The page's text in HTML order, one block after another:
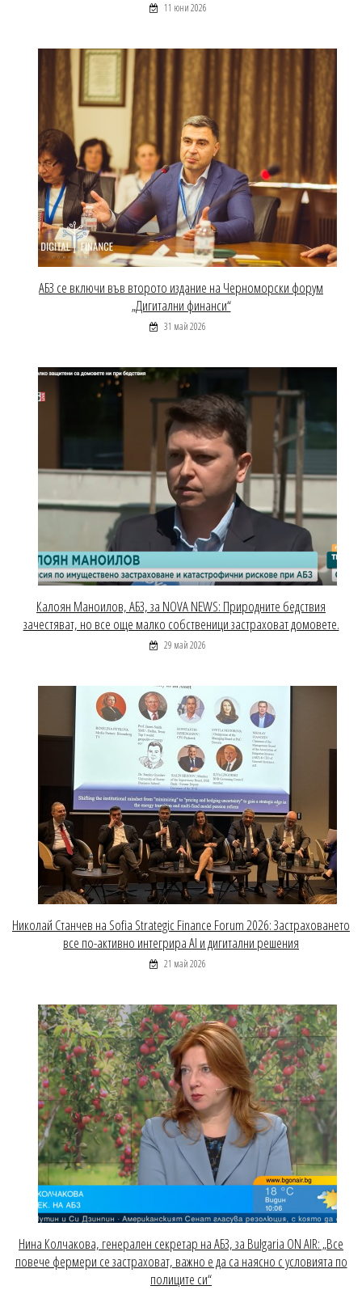
11 юни 2026
АБЗ се включи във второто издание на Черноморски форум
„Дигитални финанси“
31 май 2026
Калоян Маноилов, АБЗ, за NOVA NEWS: Природните бедствия
зачестяват, но все още малко собственици застраховат домовете.
29 май 2026
Николай Станчев на Sofia Strategic Finance Forum 2026: Застраховането
все по-активно интегрира AI и дигитални решения
21 май 2026
Нина Колчакова, генерален секретар на АБЗ, за Bulgaria ON AIR: „Все
повече фермери се застраховат, важно е да са наясно с условията по
полиците си“